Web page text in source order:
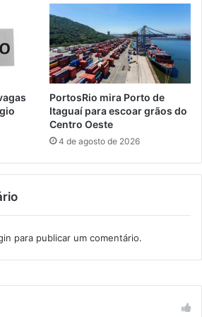
PortosRio mira Porto de
Itaguaí para escoar grãos do
Centro Oeste
4 de agosto de 2026
para publicar um comentário.